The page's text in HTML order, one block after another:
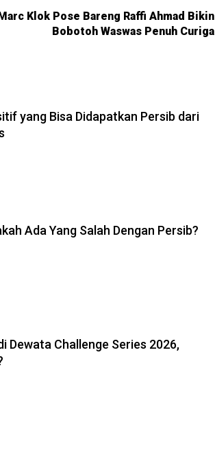
Klok Pose Bareng Raffi Ahmad Bikin
Bobotoh Waswas Penuh Curiga
yang Bisa Didapatkan Persib dari
Ada Yang Salah Dengan Persib?
Dewata Challenge Series 2026,